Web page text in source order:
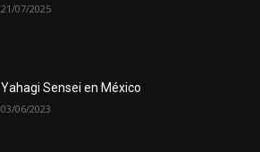
21/07/2025
Yahagi Sensei en México
03/06/2023